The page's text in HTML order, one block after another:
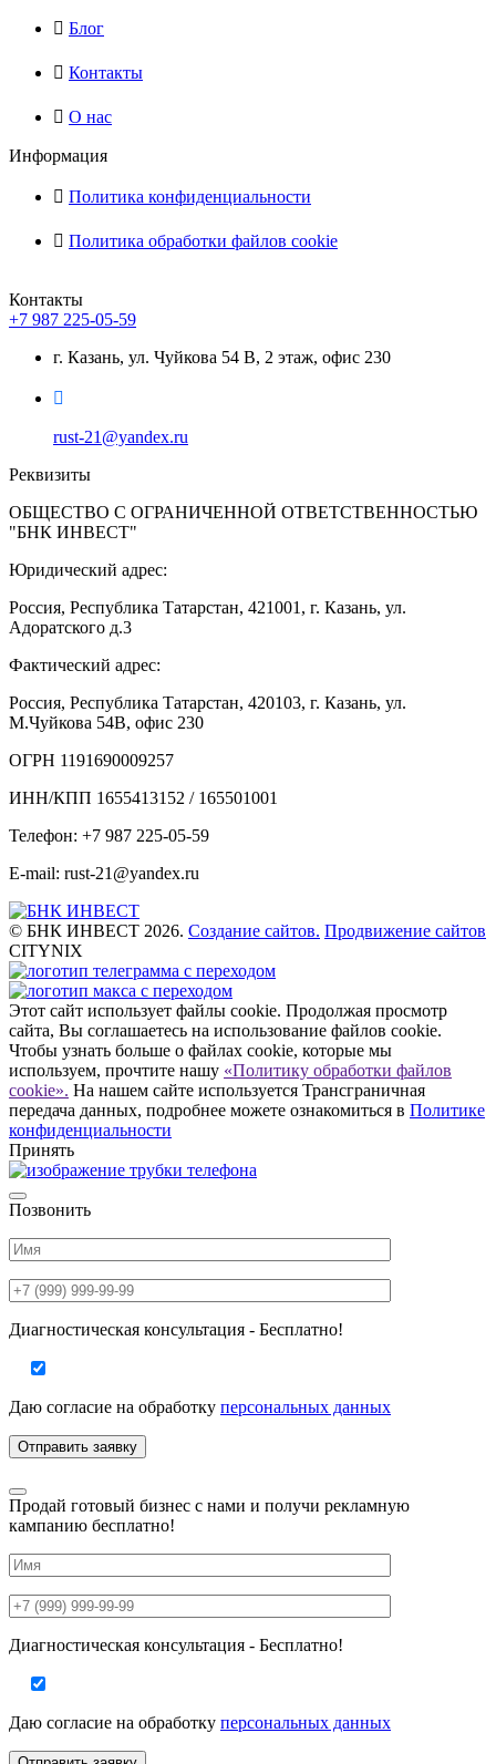
Блог
Контакты
О нас
Информация
Политика конфиденциальности
Политика обработки файлов cookie
Контакты
+7 987 225-05-59
г. Казань, ул. Чуйкова 54 В, 2 этаж, офис 230
rust-21@yandex.ru
Реквизиты
ОБЩЕСТВО С ОГРАНИЧЕННОЙ ОТВЕТСТВЕННОСТЬЮ
"БНК ИНВЕСТ"
Юридический адрес:
Россия, Республика Татарстан, 421001, г. Казань, ул.
Адоратского д.3
Фактический адрес:
Россия, Республика Татарстан, 420103, г. Казань, ул.
М.Чуйкова 54В, офис 230
ОГРН 1191690009257
ИНН/КПП 1655413152 / 165501001
Телефон: +7 987 225-05-59
E-mail: rust-21@yandex.ru
© БНК ИНВЕСТ 2026. Создание сайтов. Продвижение сайтов
CITYNIX
Этот сайт использует файлы cookie. Продолжая просмотр
сайта, Вы соглашаетесь на использование файлов cookie.
Чтобы узнать больше о файлах cookie, которые мы
используем, прочтите нашу «Политику обработки файлов
cookie». На нашем сайте используется Трансграничная
передача данных, подробнее можете ознакомиться в Политике
конфиденциальности
Принять
Позвонить
Диагностическая консультация - Бесплатно!
Даю согласие на обработку персональных данных
Продай готовый бизнес с нами и получи рекламную
кампанию бесплатно!
Диагностическая консультация - Бесплатно!
Даю согласие на обработку персональных данных